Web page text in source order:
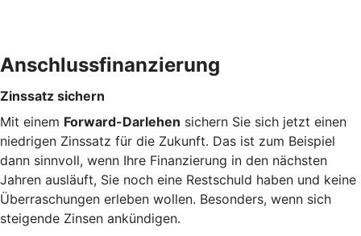
Anschlussfinanzierung
Zinssatz sichern
Mit einem Forward-Darlehen sichern Sie sich jetzt einen
niedrigen Zinssatz für die Zukunft. Das ist zum Beispiel
dann sinnvoll, wenn Ihre Finanzierung in den nächsten
Jahren ausläuft, Sie noch eine Restschuld haben und keine
Überraschungen erleben wollen. Besonders, wenn sich
steigende Zinsen ankündigen.